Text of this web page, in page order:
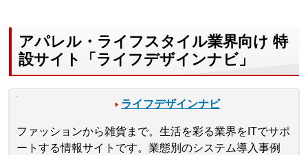
アパレル・ライフスタイル業界向け 特
設サイト「ライフデザインナビ」
ライフデザインナビ
ファッションから雑貨まで。生活を彩る業界をITでサポ
ートする情報サイトです。業態別のシステム導入事例